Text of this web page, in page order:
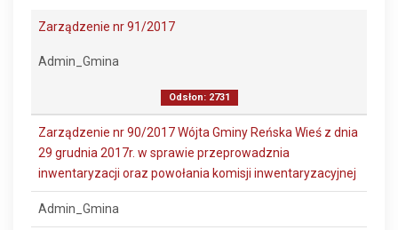
Zarządzenie nr 91/2017
Admin_Gmina
Odsłon: 2731
Zarządzenie nr 90/2017 Wójta Gminy Reńska Wieś z dnia
29 grudnia 2017r. w sprawie przeprowadznia
inwentaryzacji oraz powołania komisji inwentaryzacyjnej
Admin_Gmina